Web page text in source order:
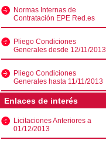
Normas Internas de
Contratación EPE Red.es
Pliego Condiciones
Generales desde 12/11/2013
Pliego Condiciones
Generales hasta 11/11/2013
Enlaces de interés
Licitaciones Anteriores a
01/12/2013